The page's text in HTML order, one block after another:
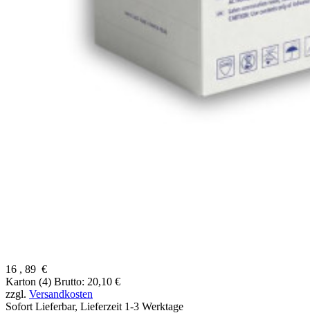
16 , 89 €
Karton (4) Brutto: 20,10 €
zzgl. Versandkosten
Sofort Lieferbar, Lieferzeit 1-3 Werktage